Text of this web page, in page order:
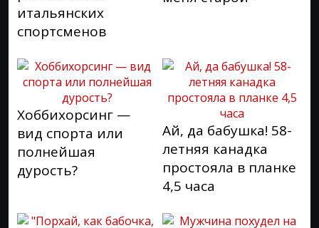
итальянских
спортсменов
Хоббихорсинг —
вид спорта или
полнейшая
дурость?
Ай, да бабушка! 58-
летняя канадка
простояла в планке
4,5 часа